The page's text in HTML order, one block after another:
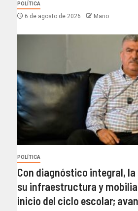
POLÍTICA
6 de agosto de 2026 Mario
POLÍTICA
Con diagnóstico integral, la
su infraestructura y
inicio del ciclo escolar;